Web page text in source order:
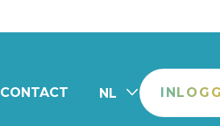
CONTACT NL